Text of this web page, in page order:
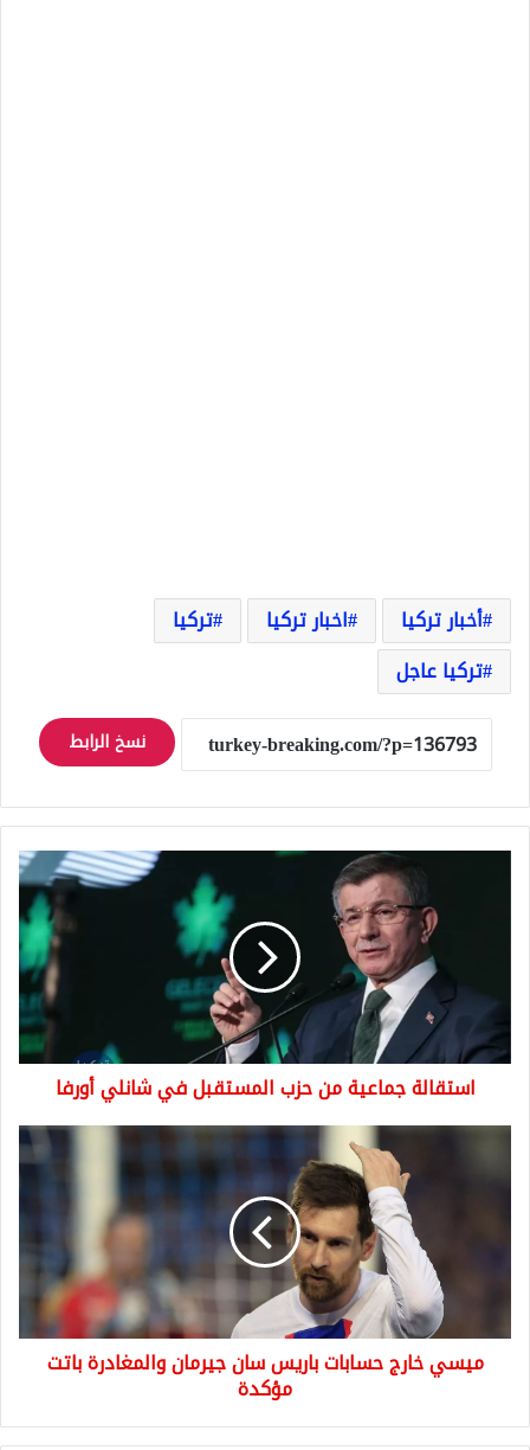
أخبار تركيا اخبار تركيا
تركيا
تركيا عاجل
نسخ الرابط
شانلي
أورفا
استقالة جماعية من حزب المستقبل في شانلي أورفا
ميسي
حسابات
مؤكدة
ميسي خارج حسابات باريس سان جيرمان والمغادرة باتت
مؤكدة